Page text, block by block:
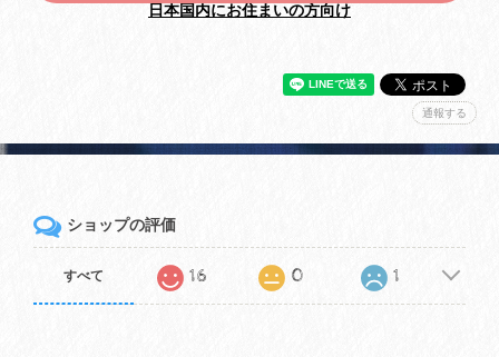
日本国内にお住まいの方向け
通報する
ショップの評価
すべて 16 0 1